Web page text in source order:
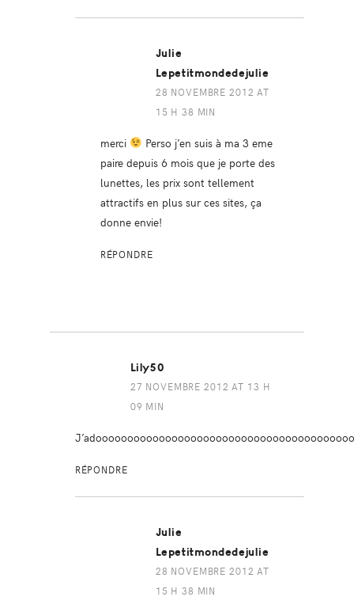
Julie
Lepetitmondedejulie
28 NOVEMBRE 2012 AT
15 H 38 MIN
merci
Perso j’en suis à ma 3 eme
paire depuis 6 mois que je porte des
lunettes, les prix sont tellement
attractifs en plus sur ces sites, ça
donne envie!
RÉPONDRE
Lily50
27 NOVEMBRE 2012 AT 13 H
09 MIN
RÉPONDRE
Julie
Lepetitmondedejulie
28 NOVEMBRE 2012 AT
15 H 38 MIN